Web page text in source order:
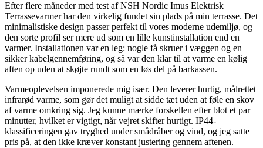
Efter flere måneder med test af NSH Nordic Imus Elektrisk
Terrassevarmer har den virkelig fundet sin plads på min terrasse. Det
minimalistiske design passer perfekt til vores moderne udemiljø, og
den sorte profil ser mere ud som en lille kunstinstallation end en
varmer. Installationen var en leg: nogle få skruer i væggen og en
sikker kabelgennemføring, og så var den klar til at varme en kølig
aften op uden at skøjte rundt som en løs del på barkassen.
Varmeoplevelsen imponerede mig især. Den leverer hurtig, målrettet
infrarød varme, som gør det muligt at sidde tæt uden at føle en skov
af varme omkring sig. Jeg kunne mærke forskellen efter blot et par
minutter, hvilket er vigtigt, når vejret skifter hurtigt. IP44-
klassificeringen gav tryghed under smådråber og vind, og jeg satte
pris på, at den ikke kræver konstant justering gennem aftenen.